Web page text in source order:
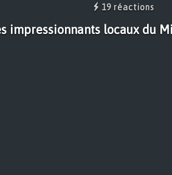
19 réactions
impressionnants locaux du